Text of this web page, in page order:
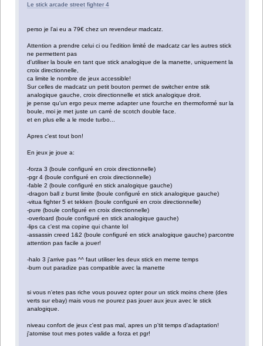
Le stick arcade street fighter 4
perso je l'ai eu a 79€ chez un revendeur madcatz.
Attention a prendre celui ci ou l'edition limité de madcatz car les autres stick
ne permettent pas
d'utiliser la boule en tant que stick analogique de la manette, uniquement la
croix directionnelle,
ca limite le nombre de jeux accessible!
Sur celles de madcatz un petit bouton permet de switcher entre stik
analogique gauche, croix directionnelle et stick analogique droit.
je pense qu'un ergo peux meme adapter une fourche en thermoformé sur la
boule, moi je met juste un carré de scotch double face.
et en plus elle a le mode turbo...
Apres c'est tout bon!
En jeux je joue a:
-forza 3 (boule configuré en croix directionnelle)
-pgr 4 (boule configuré en croix directionnelle)
-fable 2 (boule configuré en stick analogique gauche)
-dragon ball z burst limite (boule configuré en stick analogique gauche)
-vitua fighter 5 et tekken (boule configuré en croix directionnelle)
-pure (boule configuré en croix directionnelle)
-overloard (boule configuré en stick analogique gauche)
-lips ca c'est ma copine qui chante lol
-assassin creed 1&2 (boule configuré en stick analogique gauche) parcontre
attention pas facile a jouer!
-halo 3 j'arrive pas ^^ faut utiliser les deux stick en meme temps
-burn out paradize pas compatible avec la manette
si vous n'etes pas riche vous pouvez opter pour un stick moins chere (des
verts sur ebay) mais vous ne pourez pas jouer aux jeux avec le stick
analogique.
niveau confort de jeux c'est pas mal, apres un p'tit temps d'adaptation!
j'atomise tout mes potes valide a forza et pgr!